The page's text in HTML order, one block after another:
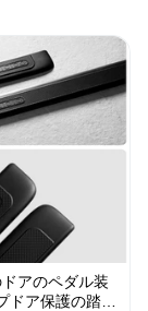
アのペダル装
ドア保護の踏み